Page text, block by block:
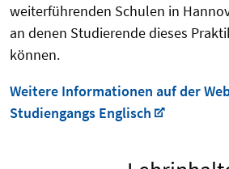
weiterführenden Schulen in
an denen Studierende dieses
können.
Weitere Informationen auf der
Studiengangs Englisch